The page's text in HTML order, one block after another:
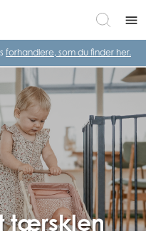
menu
forhandlere, som du finder her.
tærsklen